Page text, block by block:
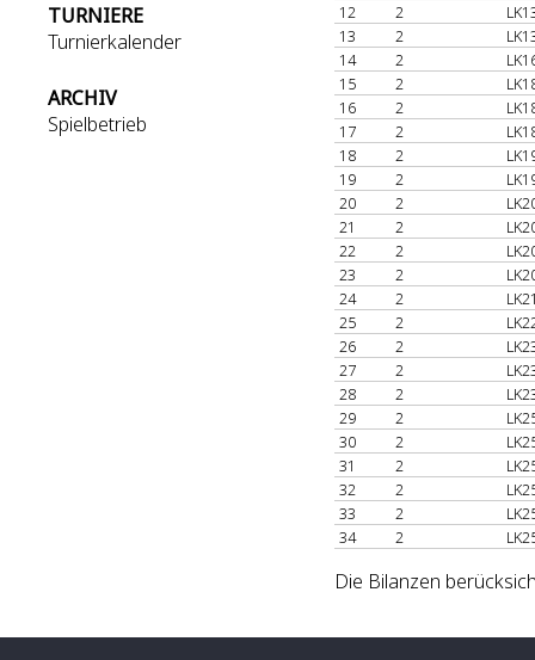
TURNIERE
Turnierkalender
ARCHIV
Spielbetrieb
12
2
13
2
14
2
15
2
16
2
17
2
18
2
19
2
20
2
21
2
22
2
23
2
24
2
25
2
26
2
27
2
28
2
29
2
30
2
31
2
32
2
33
2
34
2
Die Bilanzen